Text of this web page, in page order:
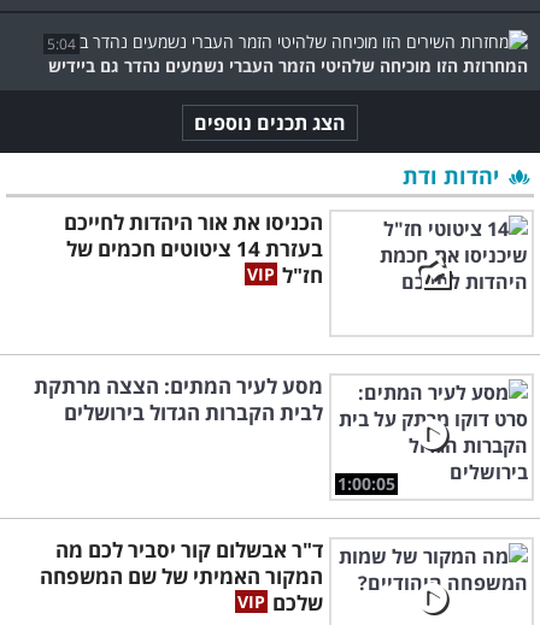
5:04
המחרוזת הזו מוכיחה שלהיטי הזמר העברי נשמעים נהדר גם ביידיש
הצג תכנים נוספים
יהדות ודת
הכניסו את אור היהדות לחייכם
בעזרת 14 ציטוטים חכמים של
חז"ל
1:00:05
מסע לעיר המתים: הצצה מרתקת
לבית הקברות הגדול בירושלים
ד"ר אבשלום קור יסביר לכם מה
המקור האמיתי של שם המשפחה
שלכם